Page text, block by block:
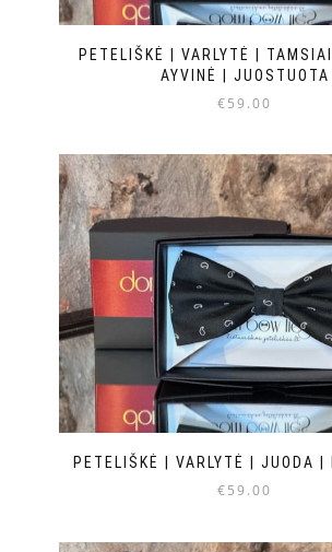
PETELIŠKĖ | VARLYTĖ | TAMSIAI
AYVINĖ | JUOSTUOTA
€59.00
PETELIŠKĖ | VARLYTĖ | JUODA |
€59.00